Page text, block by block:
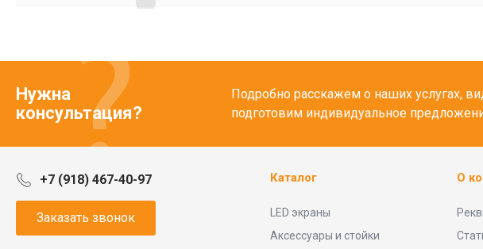
Нужна
консультация?
Подробно расскажем о наших услугах,
подготовим индивидуальное
+7 (918) 467-40-97
Заказать звонок
Каталог
LED экраны
Аксессуары и стойки
О